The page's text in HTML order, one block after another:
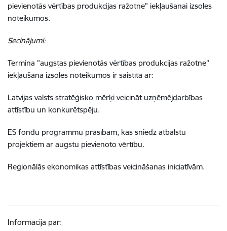
pievienotās vērtības produkcijas ražotne" iekļaušanai izsoles
noteikumos.
Secinājumi:
Termina "augstas pievienotās vērtības produkcijas ražotne"
iekļaušana izsoles noteikumos ir saistīta ar:
Latvijas valsts stratēģisko mērķi veicināt uzņēmējdarbības
attīstību un konkurētspēju.
ES fondu programmu prasībām, kas sniedz atbalstu
projektiem ar augstu pievienoto vērtību.
Reģionālās ekonomikas attīstības veicināšanas iniciatīvām.
Informācija par: